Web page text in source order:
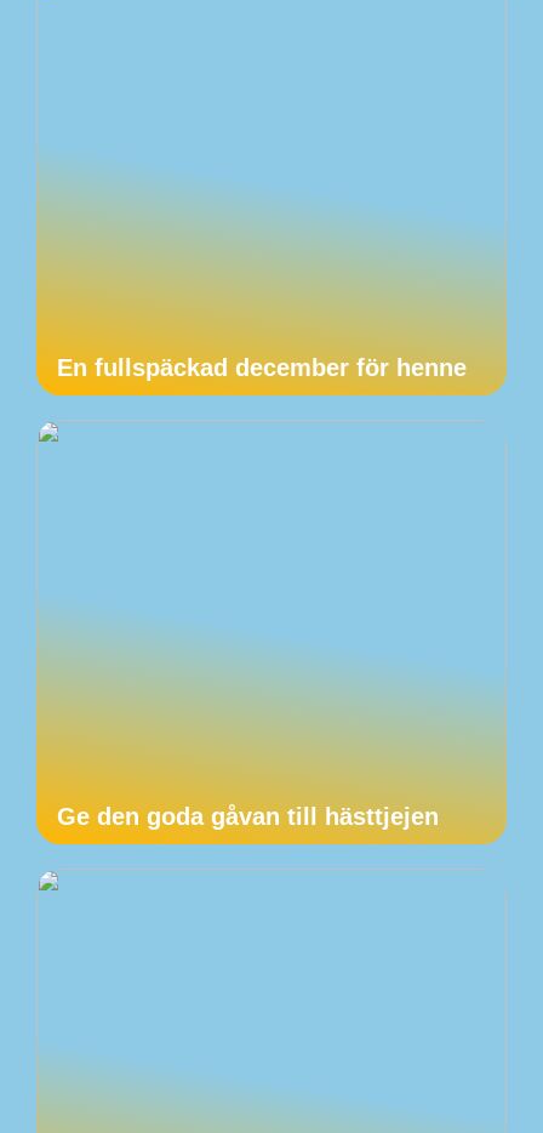
En fullspäckad december för henne
Ge den goda gåvan till hästtjejen